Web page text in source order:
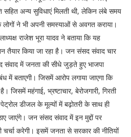
सहित अन्य सुविधाएं मिलती थी, लेकिन लंबे समय
ने भी अपनी समस्याओं से अवगत कराया।
राजेश भूरा यादव ने बताया कि यह
तैयार किया जा रहा है। जन संसद संवाद चार
में जनता की सीधे जुड़ते हुए भाजपा
में बताएगी। जिसमें आरोप लगाया जाएगा कि
महंगाई, भ्रष्टाचार, बेरोजगारी, गिरती
डीजल के मूल्यों में बढ़ोतरी के साथ ही
जाएंगे। जन संसद संवाद में इन मुद्दों पर
करेगी। इसमें जनता से सरकार की नीतियों